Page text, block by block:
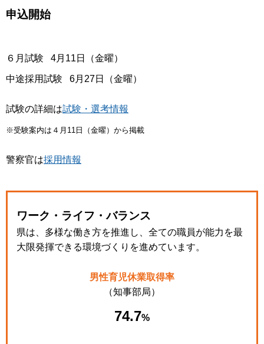
申込開始
６月試験 4月11日（金曜）
中途採用試験 6月27日（金曜）
試験の詳細は試験・選考情報
※受験案内は４月11日（金曜）から掲載
警察官は採用情報
ワーク・ライフ・バランス
県は、多様な働き方を推進し、全ての職員が能力を最
大限発揮できる環境づくりを進めています。
男性育児休業取得率
（知事部局）
74.7%